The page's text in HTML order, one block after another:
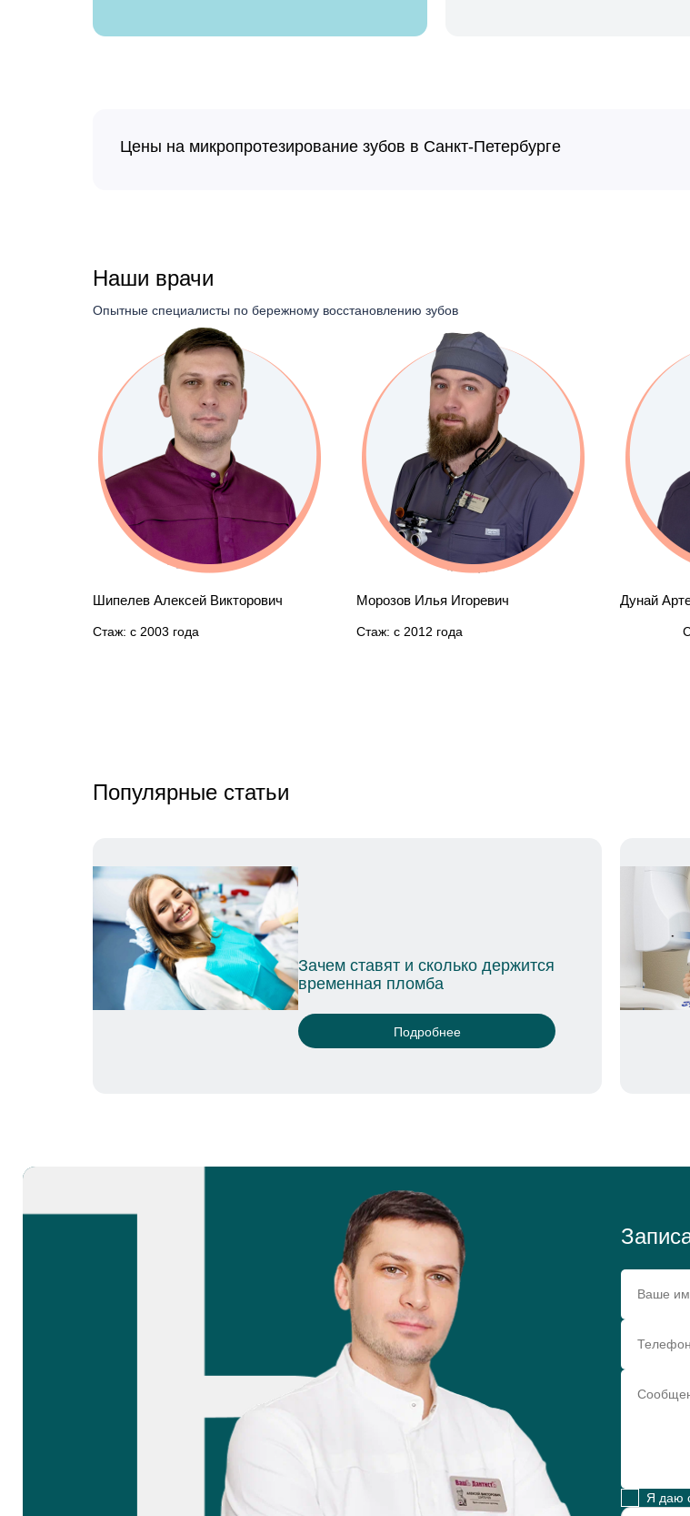
Цены на микропротезирование зубов в Санкт-Петербурге
Наши врачи
Опытные специалисты по бережному восстановлению зубов
Викторович Морозов Илья Игоревич
Стаж: с 2012 года
Дунай Артем Александрович
Популярные статьи
и сколько держится
Зачем нужна диагностика
перед имплантацией
Я даю